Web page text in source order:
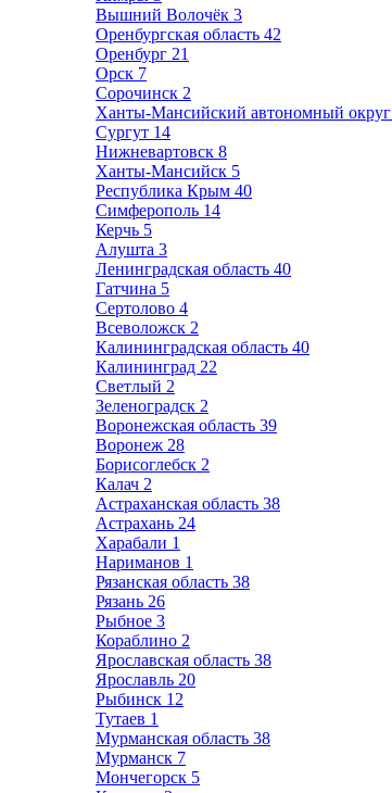
Вышний Волочёк 3
Оренбургская область 42
Оренбург 21
Орск 7
Сорочинск 2
Ханты-Мансийский автономный округ
Сургут 14
Нижневартовск 8
Ханты-Мансийск 5
Республика Крым 40
Симферополь 14
Керчь 5
Алушта 3
Ленинградская область 40
Гатчина 5
Сертолово 4
Всеволожск 2
Калининградская область 40
Калининград 22
Светлый 2
Зеленоградск 2
Воронежская область 39
Воронеж 28
Борисоглебск 2
Калач 2
Астраханская область 38
Астрахань 24
Харабали 1
Нариманов 1
Рязанская область 38
Рязань 26
Рыбное 3
Кораблино 2
Ярославская область 38
Ярославль 20
Рыбинск 12
Тутаев 1
Мурманская область 38
Мурманск 7
Мончегорск 5